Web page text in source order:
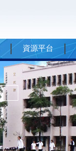
資源平台